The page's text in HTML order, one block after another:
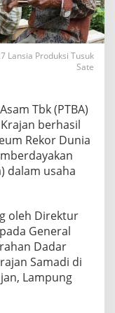
Lansia Produksi Tusuk
Sate
Tbk (PTBA)
berhasil
Rekor Dunia
dalam usaha
oleh Direktur
General
Dadar
Samadi di
Lampung